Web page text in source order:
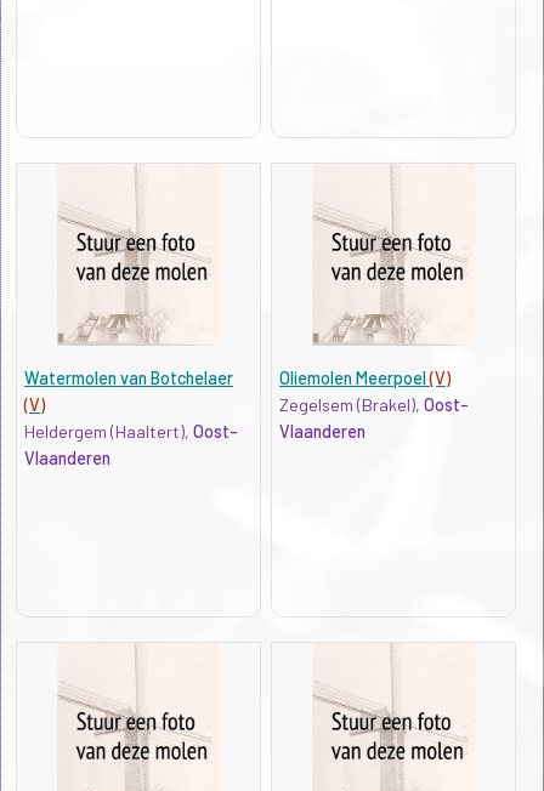
Watermolen van Botchelaer
(V)
Heldergem (Haaltert), Oost-
Vlaanderen
Oliemolen Meerpoel(V)
Zegelsem (Brakel),Oost-
Vlaanderen